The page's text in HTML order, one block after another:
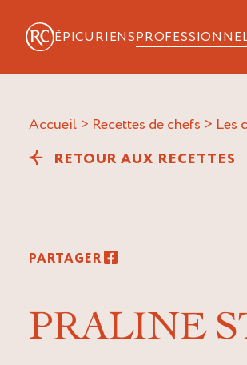
ÉPICURIENS
Accueil > Recettes de chefs > Les
RETOUR AUX RECETTES
PARTAGER
PRALINE